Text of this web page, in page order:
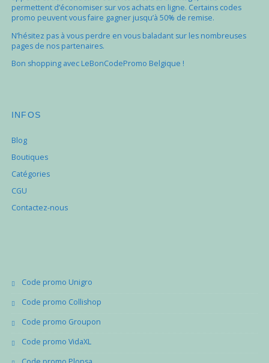
permettent d’économiser sur vos achats en ligne. Certains codes
promo peuvent vous faire gagner jusqu’à 50% de remise.
N’hésitez pas à vous perdre en vous baladant sur les nombreuses
pages de nos partenaires.
Bon shopping avec LeBonCodePromo Belgique !
INFOS
Blog
Boutiques
Catégories
CGU
Contactez-nous
Code promo Unigro
Code promo Collishop
Code promo Groupon
Code promo VidaXL